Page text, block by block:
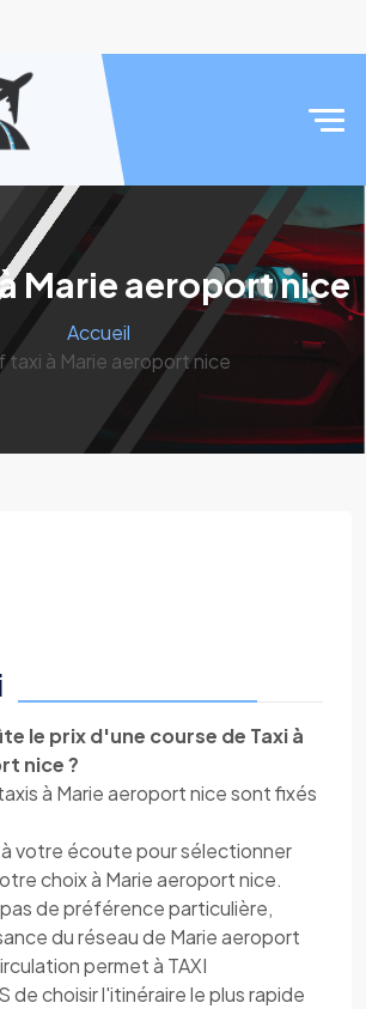
Marie aeroport nice
Accueil
taxi à Marie aeroport nice
le prix d'une course de Taxi à
nice ?
à Marie aeroport nice sont fixés
à votre écoute pour sélectionner
choix à Marie aeroport nice.
de préférence particulière,
du réseau de Marie aeroport
permet à TAXI
de choisir l'itinéraire le plus rapide